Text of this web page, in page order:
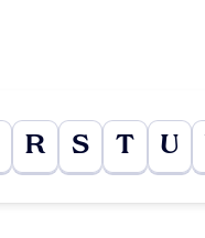
R S T U